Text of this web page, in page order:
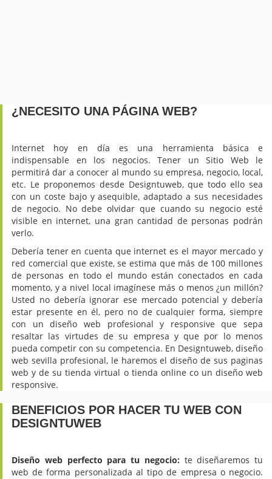
¿NECESITO UNA PÁGINA WEB?
Internet hoy en día es una herramienta básica e
indispensable en los negocios. Tener un Sitio Web le
permitirá dar a conocer al mundo su empresa, negocio, local,
etc. Le proponemos desde Designtuweb, que todo ello sea
con un coste bajo y asequible, adaptado a sus necesidades
de negocio. No debe olvidar que cuando su negocio esté
visible en internet, una gran cantidad de personas podrán
verlo.
Debería tener en cuenta que internet es el mayor mercado y
red comercial que existe, se estima que más de 100 millones
de personas en todo el mundo están conectados en cada
momento, y a nivel local imagínese más o menos ¿un millón?
Usted no debería ignorar ese mercado potencial y debería
estar presente en él, pero no de cualquier forma, siempre
con un diseño web profesional y responsive que sepa
resaltar las virtudes de su empresa y que por lo menos
pueda competir con su competencia. En Designtuweb, diseño
web sevilla profesional, le haremos el diseño de sus paginas
web y de su tienda virtual o tienda online co un diseño web
responsive.
BENEFICIOS POR HACER TU WEB CON
DESIGNTUWEB
Diseño web perfecto para tu negocio: te diseñaremos tu
web de forma personalizada al tipo de empresa o negocio.